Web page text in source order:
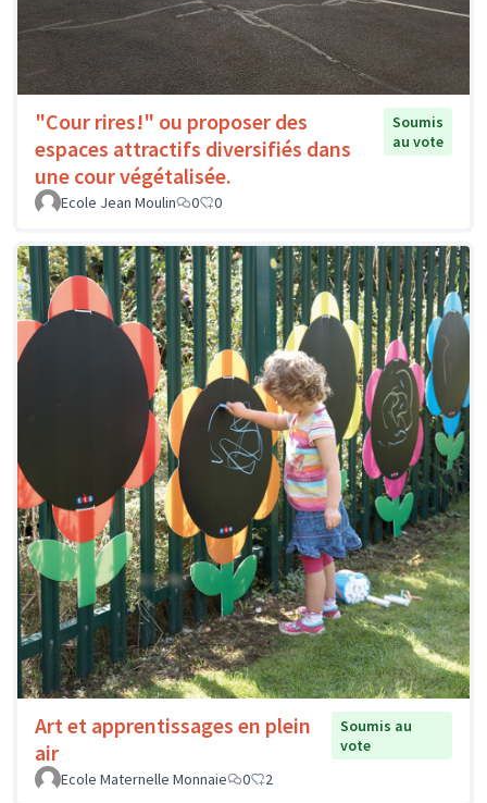
"Cour rires!" ou proposer des
espaces attractifs diversifiés dans
une cour végétalisée.
Soumis
au vote
Ecole Jean Moulin 0 0
Art et apprentissages en plein
air
Soumis au
vote
Ecole Maternelle Monnaie
0 2